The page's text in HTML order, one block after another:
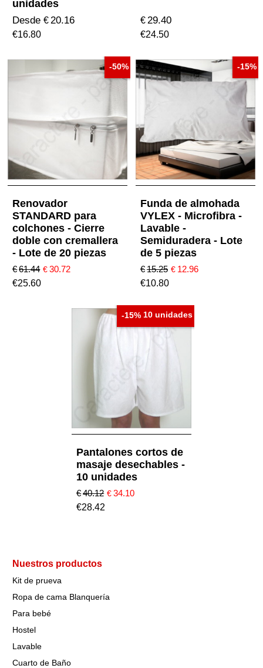
unidades
Desde €20.16
€16.80
€29.40
€24.50
-50%
Renovador
STANDARD para
colchones - Cierre
doble con cremallera
- Lote de 20 piezas
€61.44 € 30.72
€25.60
-15%
Funda de almohada
VYLEX - Microfibra -
Lavable -
Semiduradera - Lote
de 5 piezas
€15.25 € 12.96
€10.80
-15% 10 unidades
Pantalones cortos de
masaje desechables -
10 unidades
€40.12 €34.10
€28.42
Nuestros productos
Kit de prueva
Ropa de cama Blanquería
Para bebé
Hostel
Lavable
Cuarto de Baño